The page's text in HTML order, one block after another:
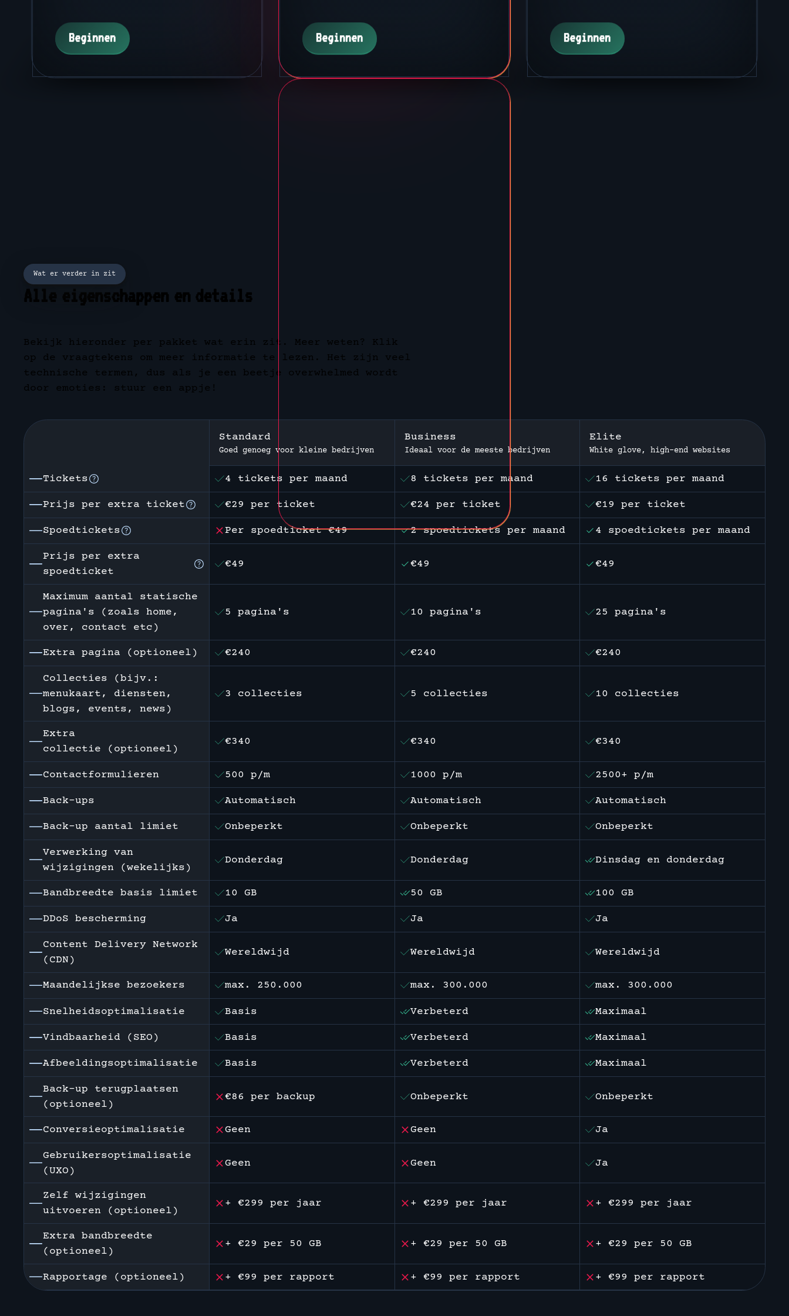
Beginnen Beginnen Beginnen
Wat er verder in zit
Alle eigenschappen en details
Bekijk hieronder per pakket wat erin zit. Meer weten? Klik
op de vraagtekens om meer informatie te lezen. Het zijn veel
technische termen, dus als je een beetje overwhelmed wordt
door emoties: stuur een appje!
Standard
Goed genoeg voor kleine bedrijven
Business
Ideaal voor de meeste bedrijven
Elite
White glove, high-end websites
Tickets 4 tickets per maand 8 tickets per maand 16 tickets per maand
Prijs per extra ticket €29 per ticket €24 per ticket €19 per ticket
Spoedtickets Per spoedticket €49 2 spoedtickets per maand 4 spoedtickets per maand
Prijs per extra
spoedticket
€49 €49 €49
Maximum aantal statische
pagina's (zoals home,
over, contact etc)
5 pagina's 10 pagina's 25 pagina's
Extra pagina (optioneel) €240 €240 €240
Collecties (bijv.:
menukaart, diensten,
blogs, events, news)
3 collecties 5 collecties 10 collecties
Extra
collectie (optioneel)
€340 €340 €340
Contactformulieren 500 p/m 1000 p/m 2500+ p/m
Back-ups Automatisch Automatisch Automatisch
Back-up aantal limiet Onbeperkt Onbeperkt Onbeperkt
Verwerking van
wijzigingen (wekelijks)
Donderdag Donderdag Dinsdag en donderdag
Bandbreedte basis limiet 10 GB 50 GB 100 GB
DDoS bescherming Ja Ja Ja
Content Delivery Network
(CDN)
Wereldwijd Wereldwijd Wereldwijd
Maandelijkse bezoekers max. 250.000 max. 300.000 max. 300.000
Snelheidsoptimalisatie Basis Verbeterd Maximaal
Vindbaarheid (SEO) Basis Verbeterd Maximaal
Afbeeldingsoptimalisatie Basis Verbeterd Maximaal
Back-up terugplaatsen
(optioneel)
€86 per backup Onbeperkt Onbeperkt
Conversieoptimalisatie Geen Geen Ja
Gebruikersoptimalisatie
(UXO)
Geen Geen Ja
Zelf wijzigingen
uitvoeren (optioneel)
+ €299 per jaar + €299 per jaar + €299 per jaar
Extra bandbreedte
(optioneel)
+ €29 per 50 GB + €29 per 50 GB + €29 per 50 GB
Rapportage (optioneel) + €99 per rapport + €99 per rapport + €99 per rapport